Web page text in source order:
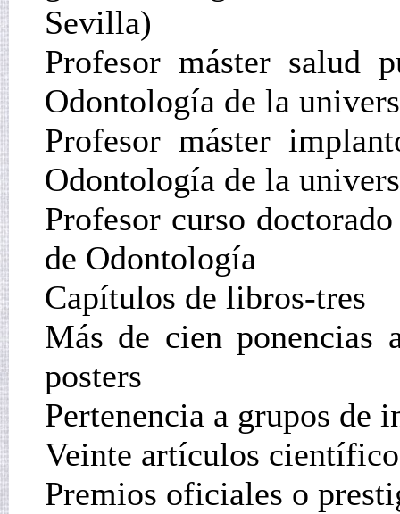
Sevilla)
Profesor máster salud
Odontología de la
Profesor máster
Odontología de la
Profesor curso
de Odontología
Capítulos de libros-tres
Más de cien ponencias
posters
Pertenencia a grupos de
Veinte artículos
Premios oficiales o